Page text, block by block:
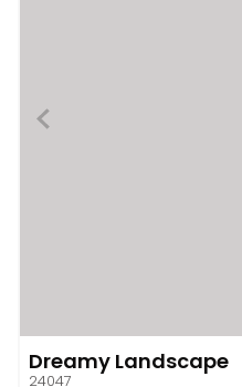
Dreamy Landscape
24047